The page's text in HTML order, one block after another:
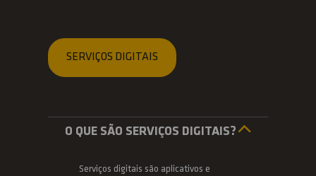
SERVIÇOS DIGITAIS
O QUE SÃO SERVIÇOS DIGITAIS?
Serviços digitais são aplicativos e